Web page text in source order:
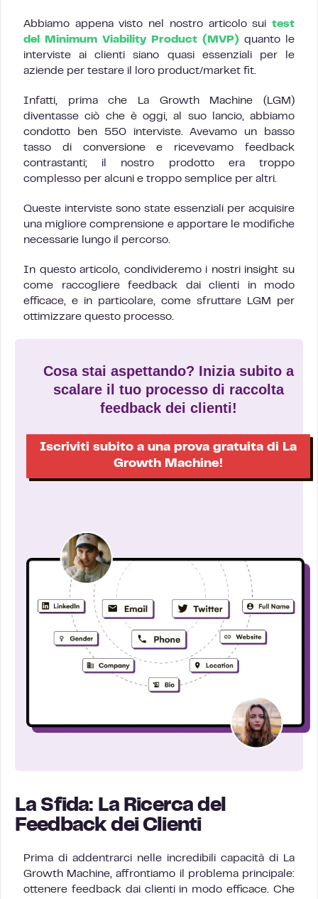
Abbiamo appena visto nel nostro articolo sui test
del Minimum Viability Product (MVP) quanto le
interviste ai clienti siano quasi essenziali per le
aziende per testare il loro product/market fit.
Infatti, prima che La Growth Machine (LGM)
diventasse ciò che è oggi, al suo lancio, abbiamo
condotto ben 550 interviste. Avevamo un basso
tasso di conversione e ricevevamo feedback
contrastanti; il nostro prodotto era troppo
complesso per alcuni e troppo semplice per altri.
Queste interviste sono state essenziali per acquisire
una migliore comprensione e apportare le modifiche
necessarie lungo il percorso.
In questo articolo, condivideremo i nostri insight su
come raccogliere feedback dai clienti in modo
efficace, e in particolare, come sfruttare LGM per
ottimizzare questo processo.
Cosa stai aspettando? Inizia subito a
scalare il tuo processo di raccolta
feedback dei clienti!
Iscriviti subito a una prova gratuita di La
Growth Machine!
La Sfida: La Ricerca del
Feedback dei Clienti
Prima di addentrarci nelle incredibili capacità di La
Growth Machine, affrontiamo il problema principale:
ottenere feedback dai clienti in modo efficace. Che